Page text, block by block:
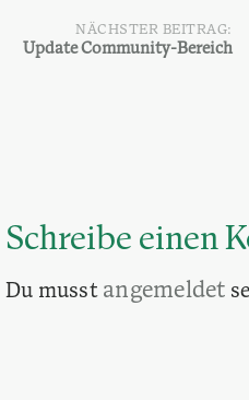
NÄCHSTER BEITRAG:
Update Community-Bereich
Schreibe einen
Du musst angemeldet